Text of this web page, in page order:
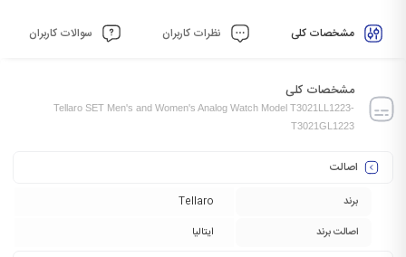
مشخصات کلی نظرات کاربران سوالات کاربران
مشخصات کلی
Tellaro SET Men's and Women's Analog Watch Model T3021LL1223-
T3021GL1223
اصالت
برند
Tellaro
اصالت برند
ایتالیا